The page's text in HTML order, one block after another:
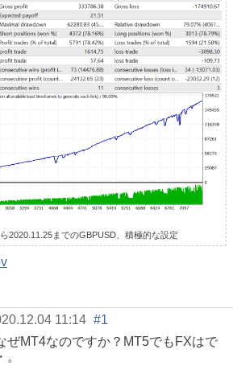
2020.11.25までのGBPUSD、積極的な設定
11:14 #1
ぜMT4なのですか？MT5でもFXはで